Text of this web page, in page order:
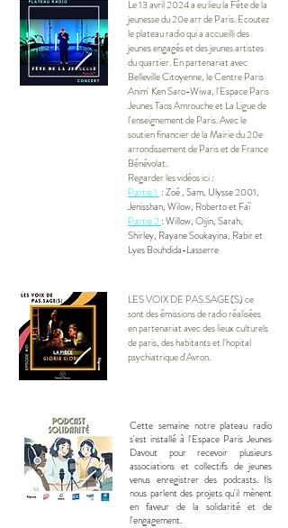
Le 13 avril 2024 a eu lieu la Fête de la
jeunesse du 20e arr de Paris. Ecoutez
le plateau radio qui a accueilli des
jeunes engagés et des jeunes artistes
du quartier. En partenariat avec
Belleville Citoyenne, le Centre Paris
Anim' Ken Saro-Wiwa, l'Espace Paris
Jeunes Taos Amrouche et La Ligue de
l'enseignement de Paris. Avec le
soutien financier de la Mairie du 20e
arrondissement de Paris et de France
Bénévolat.
Regarder les vidéos ici :
Partie 1 : Zoé , Sam, Ulysse 2001,
Jenisshan, Wilow, Roberto et Faï
Partie 2 : Willow, Oijin, Sarah,
Shirley, Rayane Soukayina, Rabir et
Lyes Bouhdida-Lasserre
LES VOIX DE PAS.SAGE(S) ce
sont des émissions de radio réalisées
en partenariat avec des lieux culturels
de paris, des habitants et l'hopital
psychiatrique d'Avron.
Cette semaine notre plateau radio
s'est installé à l'Espace Paris Jeunes
Davout pour recevoir plusieurs
associations et collectifs de jeunes
venus enregistrer des podcasts. Ils
nous parlent des projets qu'il mènent
en faveur de la solidarité et de
l'engagement.